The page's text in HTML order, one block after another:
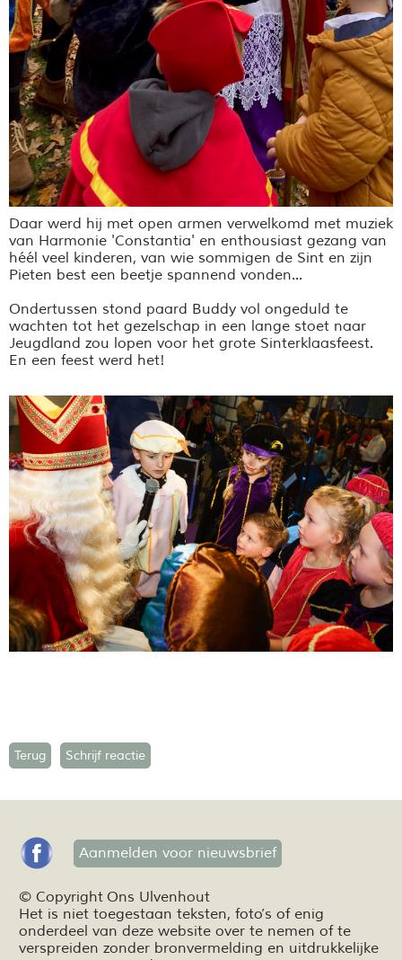
Daar werd hij met open armen verwelkomd met muziek
van Harmonie 'Constantia' en enthousiast gezang van
héél veel kinderen, van wie sommigen de Sint en zijn
Pieten best een beetje spannend vonden...
Ondertussen stond paard Buddy vol ongeduld te
wachten tot het gezelschap in een lange stoet naar
Jeugdland zou lopen voor het grote Sinterklaasfeest.
En een feest werd het!
Terug Schrijf reactie
Aanmelden voor nieuwsbrief
© Copyright Ons Ulvenhout
Het is niet toegestaan teksten, foto’s of enig
onderdeel van deze website over te nemen of te
verspreiden zonder bronvermelding en uitdrukkelijke